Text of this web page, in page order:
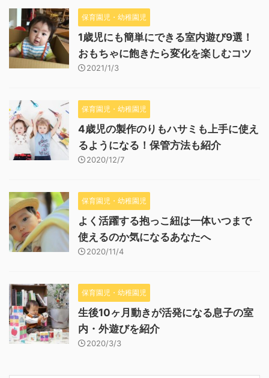
保育園児・幼稚園児
1歳児にも簡単にできる室内遊び9選！
おもちゃに飽きたら変化を楽しむコツ
2021/1/3
保育園児・幼稚園児
4歳児の製作のりもハサミも上手に使え
るようになる！保管方法も紹介
2020/12/7
保育園児・幼稚園児
よく活躍する抱っこ紐は一体いつまで
使えるのか気になるあなたへ
2020/11/4
保育園児・幼稚園児
生後10ヶ月動きが活発になる息子の室
内・外遊びを紹介
2020/3/3